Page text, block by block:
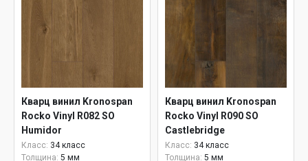
Кварц винил Kronospan
Rocko Vinyl R082 SO
Humidor
Класс: 34 класс
Толщина: 5 мм
Кварц винил Kronospan
Rocko Vinyl R090 SO
Castlebridge
Класс: 34 класс
Толщина: 5 мм